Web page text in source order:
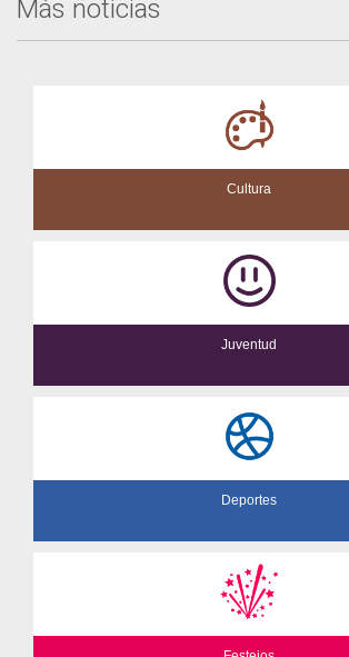
Más noticias
Cultura
Juventud
Deportes